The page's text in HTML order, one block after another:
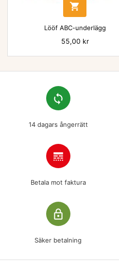

Lööf ABC-underlägg
Pris
55,00 kr
loop
14 dagars ångerrätt
line_style
Betala mot faktura
lock_outline
Säker betalning